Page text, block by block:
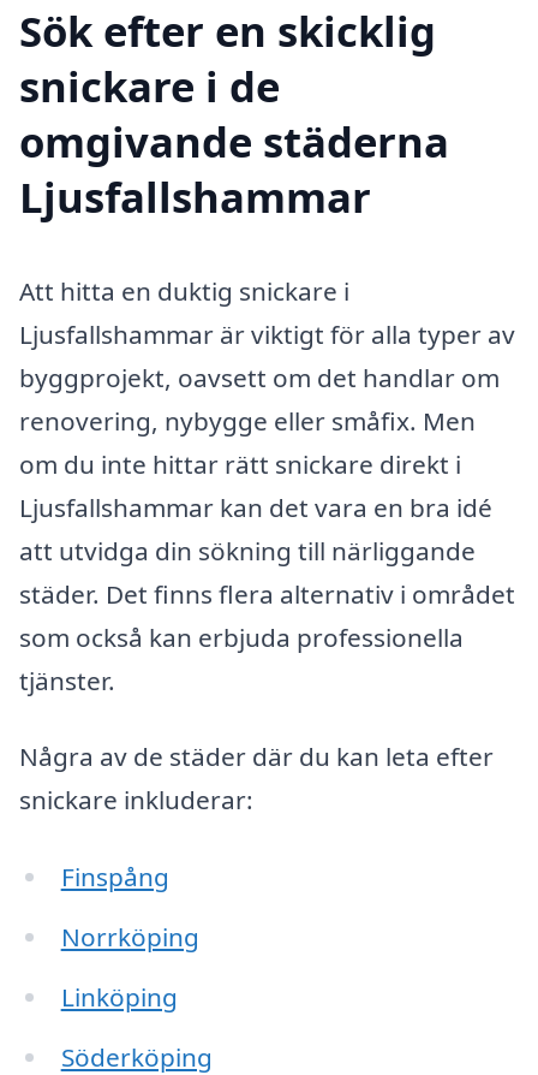
Sök efter en skicklig
snickare i de
omgivande städerna
Ljusfallshammar
Att hitta en duktig snickare i
Ljusfallshammar är viktigt för alla typer av
byggprojekt, oavsett om det handlar om
renovering, nybygge eller småfix. Men
om du inte hittar rätt snickare direkt i
Ljusfallshammar kan det vara en bra idé
att utvidga din sökning till närliggande
städer. Det finns flera alternativ i området
som också kan erbjuda professionella
tjänster.
Några av de städer där du kan leta efter
snickare inkluderar:
Finspång
Norrköping
Linköping
Söderköping